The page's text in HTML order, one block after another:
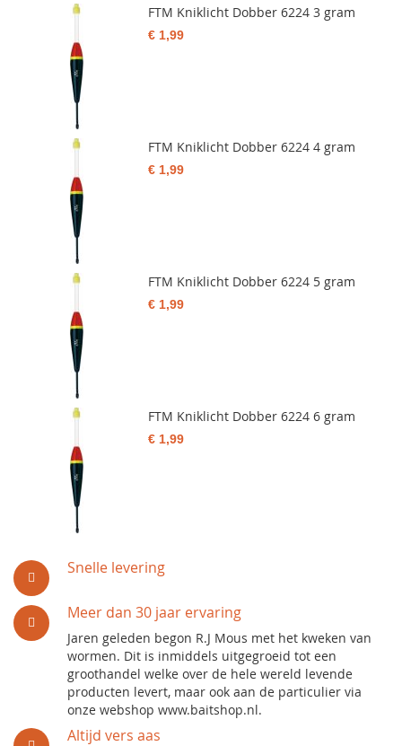
Snelle levering
Meer dan 30 jaar ervaring
Jaren geleden begon R.J Mous met het kweken van
wormen. Dit is inmiddels uitgegroeid tot een
groothandel welke over de hele wereld levende
producten levert, maar ook aan de particulier via
onze webshop www.baitshop.nl.
Altijd vers aas
FTM Kniklicht Dobber 6224 3 gram
€ 1,99
FTM Kniklicht Dobber 6224 4 gram
€ 1,99
FTM Kniklicht Dobber 6224 5 gram
€ 1,99
FTM Kniklicht Dobber 6224 6 gram
€ 1,99